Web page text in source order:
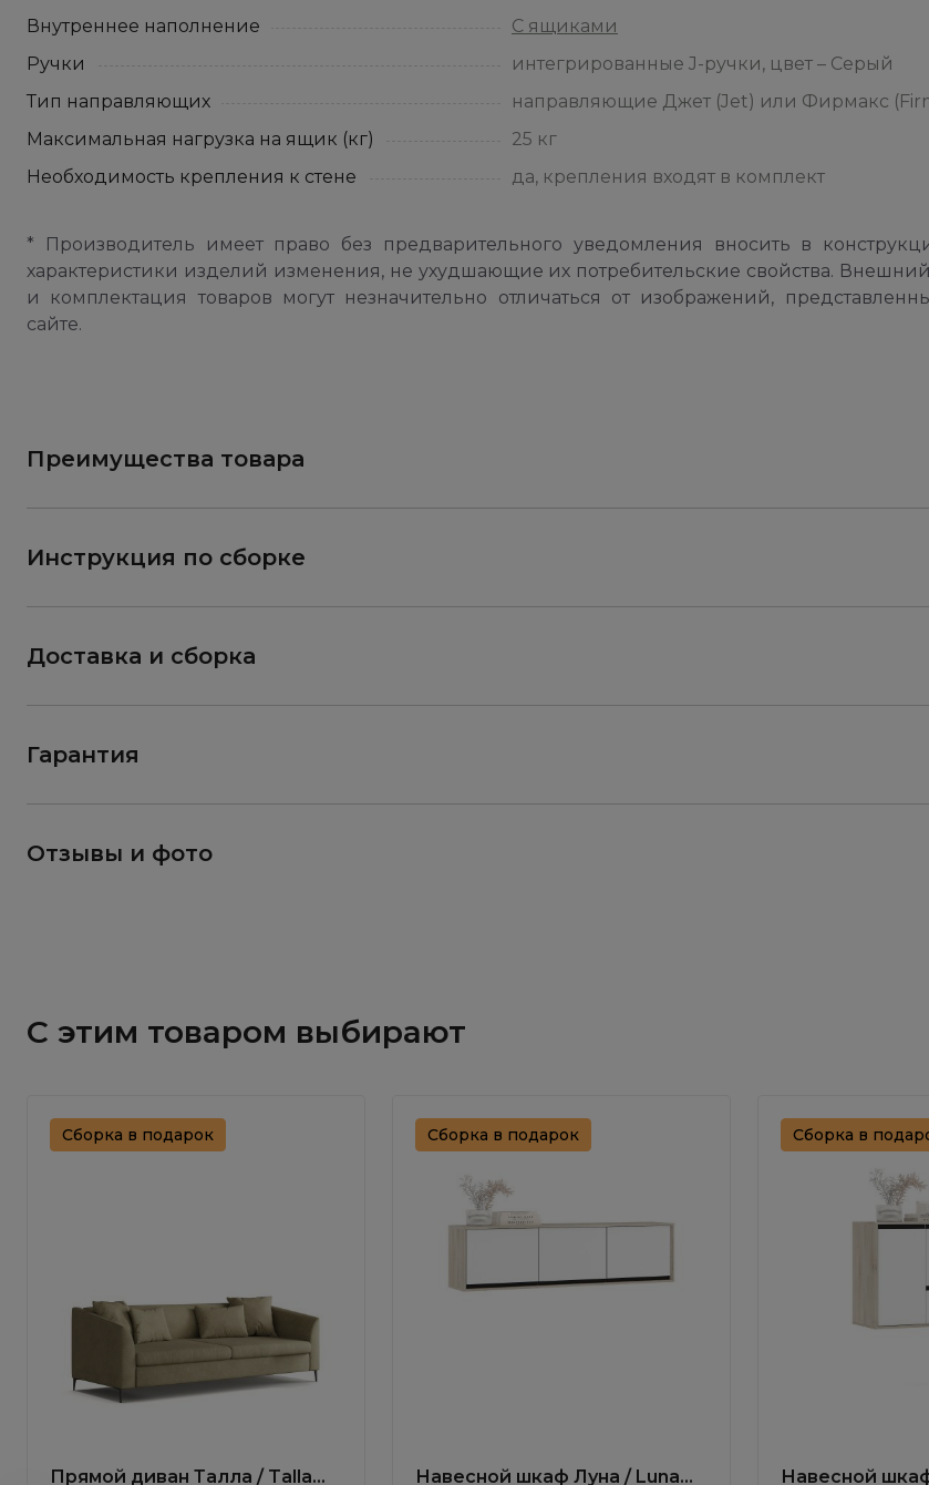
Внутреннее наполнение
С ящиками
Ручки
интегрированные J-ручки, цвет – Серый
Тип направляющих
направляющие Джет (Jet) или Фирмакс
Максимальная нагрузка на ящик (кг)
25 кг
Необходимость крепления к стене
да, крепления входят в комплект
* Производитель имеет право без предварительного уведомления вносить в
характеристики изделий изменения, не ухудшающие их потребительские свойства.
и комплектация товаров могут незначительно отличаться от изображений,
сайте.
Преимущества товара
Инструкция по сборке
Доставка и сборка
Гарантия
Отзывы и фото
С этим товаром выбирают
Сборка в подарок
Прямой диван Талла / Talla
Сборка в подарок
Навесной шкаф Луна / Luna
Сборка в
Навесной